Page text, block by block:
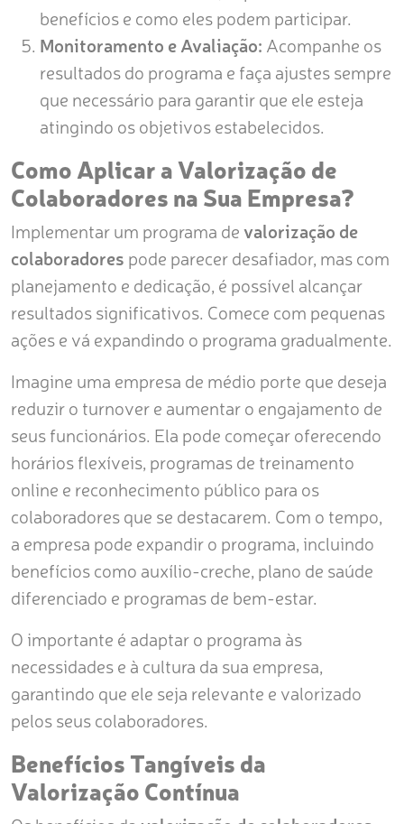
benefícios e como eles podem participar.
Monitoramento e Avaliação: Acompanhe os
resultados do programa e faça ajustes sempre
que necessário para garantir que ele esteja
atingindo os objetivos estabelecidos.
Como Aplicar a Valorização de
Colaboradores na Sua Empresa?
Implementar um programa devalorização de
colaboradores pode parecer desafiador, mas com
planejamento e dedicação, é possível alcançar
resultados significativos. Comece com pequenas
ações e vá expandindo o programa gradualmente.
Imagine uma empresa de médio porte que deseja
reduzir o turnover e aumentar o engajamento de
seus funcionários. Ela pode começar oferecendo
horários flexíveis, programas de treinamento
online e reconhecimento público para os
colaboradores que se destacarem. Com o tempo,
a empresa pode expandir o programa, incluindo
benefícios como auxílio-creche, plano de saúde
diferenciado e programas de bem-estar.
O importante é adaptar o programa às
necessidades e à cultura da sua empresa,
garantindo que ele seja relevante e valorizado
pelos seus colaboradores.
Benefícios Tangíveis da
Valorização Contínua